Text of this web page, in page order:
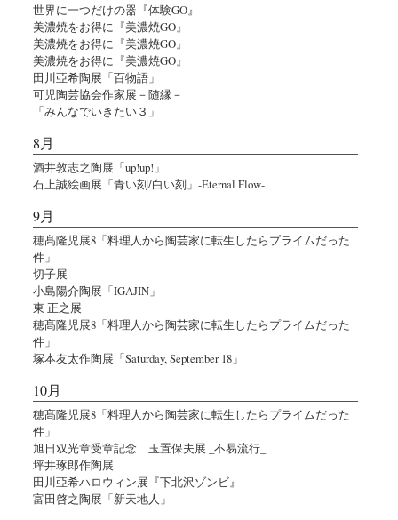
世界に一つだけの器『体験GO』
美濃焼をお得に『美濃焼GO』
美濃焼をお得に『美濃焼GO』
美濃焼をお得に『美濃焼GO』
田川亞希陶展「百物語」
可児陶芸協会作家展－随縁－
「みんなでいきたい３」
8月
酒井敦志之陶展「up!up!」
石上誠絵画展「青い刻/白い刻」-Eternal Flow-
9月
穂髙隆児展8「料理人から陶芸家に転生したらプライムだった
件」
切子展
小島陽介陶展「IGAJIN」
東 正之展
穂髙隆児展8「料理人から陶芸家に転生したらプライムだった
件」
塚本友太作陶展「Saturday, September 18」
10月
穂髙隆児展8「料理人から陶芸家に転生したらプライムだった
件」
旭日双光章受章記念 玉置保夫展 _不易流行_
坪井琢郎作陶展
田川亞希ハロウィン展『下北沢ゾンビ』
富田啓之陶展「新天地人」